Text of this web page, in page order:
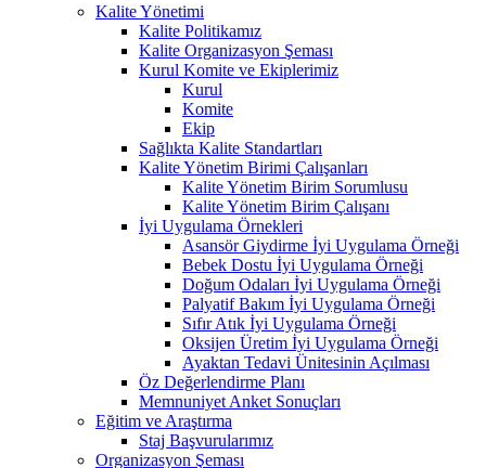
Kalite Yönetimi
Kalite Politikamız
Kalite Organizasyon Şeması
Kurul Komite ve Ekiplerimiz
Kurul
Komite
Ekip
Sağlıkta Kalite Standartları
Kalite Yönetim Birimi Çalışanları
Kalite Yönetim Birim Sorumlusu
Kalite Yönetim Birim Çalışanı
İyi Uygulama Örnekleri
Asansör Giydirme İyi Uygulama Örneği
Bebek Dostu İyi Uygulama Örneği
Doğum Odaları İyi Uygulama Örneği
Palyatif Bakım İyi Uygulama Örneği
Sıfır Atık İyi Uygulama Örneği
Oksijen Üretim İyi Uygulama Örneği
Ayaktan Tedavi Ünitesinin Açılması
Öz Değerlendirme Planı
Memnuniyet Anket Sonuçları
Eğitim ve Araştırma
Staj Başvurularımız
Organizasyon Şeması